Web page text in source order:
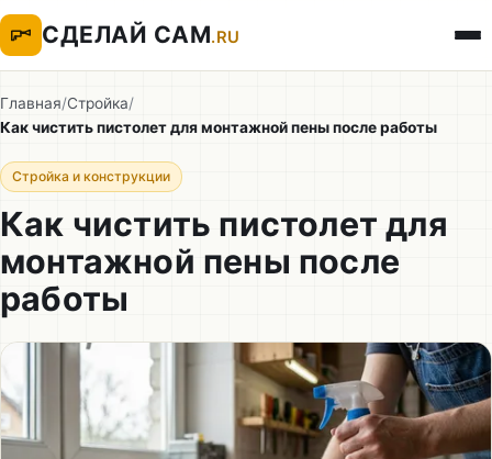
СДЕЛАЙ САМ.RU
Главная/Стройка/
Как чистить пистолет для монтажной пены после работы
Стройка и конструкции
Как чистить пистолет для
монтажной пены после
работы